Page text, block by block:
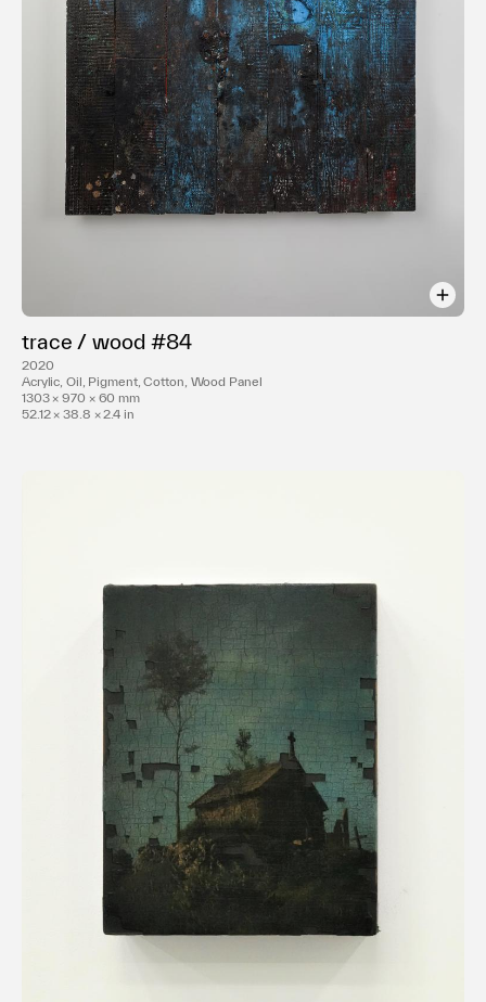
2014 年 Some Like It Witty / Gallery EXIT / 香港
2013 年 relational map / STANDING PINE / 愛知県 名古
TRICK-DIMENSION / TOLOT heuristic SHINONOME /
東京都 江東区
CIRCLE3 / ターナーギャラリー / 東京都 東長崎
2011 年 トーキョーワンダーウォール公募 入選者作品展 / 東
京都現代美術館 / 東京都 清澄白川
DREAMING THE WORLD / 女木ハウス / 香川県 女木島
CIRCLE2 / 愛知県立芸術大学サテライトギャラリー / 愛知県
名古屋市
都市の断片 / アーバンリサーチギャラリー / 愛知県 名古屋市
2009 年 CIRCLE / 愛知県立芸術大学旧教員官舎 / 愛知県 長
久手市
2008 年 SEPTEMBER / 市民ギャラリー矢田 / 愛知県 名古
前澤友作 コレクション
ZOZO コレクション
川崎祐一 コレクション
アラリオミュージアムコレクション
ピゴッチ コレクション
2020
Acrylic, Oil, Pigment, Cotton, Wood Panel
1303 × 970 × 60 mm
52.12 × 38.8 × 2.4 in
trace / wood #84